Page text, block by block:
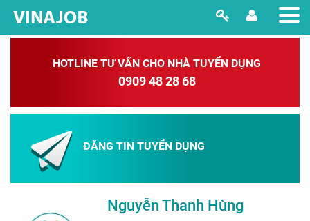
HOTLINE TƯ VẤN CHO NHÀ TUYỂN DỤNG
0909 48 28 68
ĐĂNG TIN TUYỂN DỤNG
Nguyễn Thanh Hùng